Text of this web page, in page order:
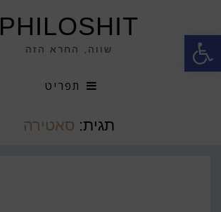
פתח סרגל נגישות PHILOSHIT
שווה, החרא הזה
תפריט
תגית: סאטירה